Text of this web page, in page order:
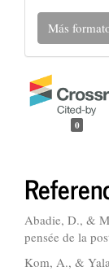
Más
0
Abadie, D., &
pensée de la
Kom, A., &